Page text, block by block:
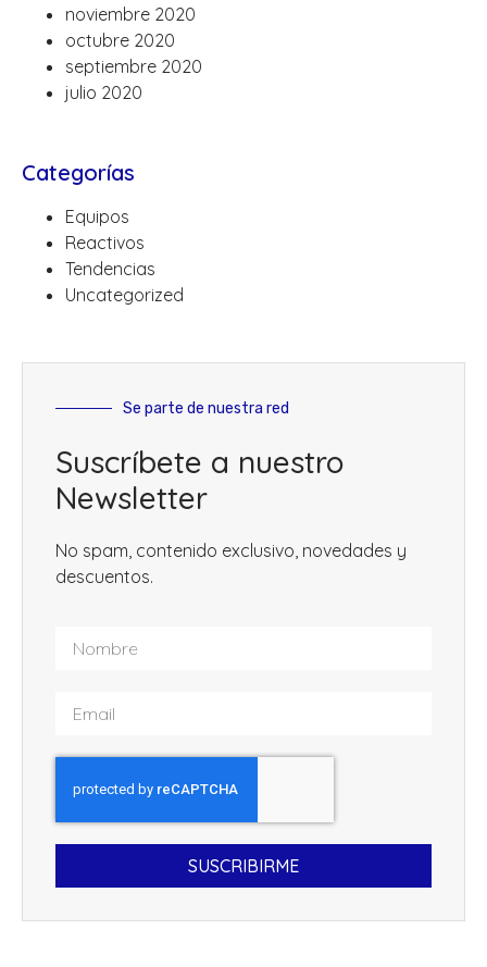
noviembre 2020
octubre 2020
septiembre 2020
julio 2020
Categorías
Equipos
Reactivos
Tendencias
Uncategorized
Se parte de nuestra red
Suscríbete a nuestro
Newsletter
No spam, contenido exclusivo, novedades y
descuentos.
SUSCRIBIRME